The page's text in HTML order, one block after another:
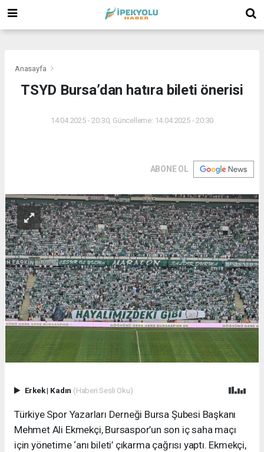
Anasayfa
TSYD Bursa’dan hatıra bileti önerisi
14.04.2025 - 20:30, Güncelleme: 14.04.2025 - 20:30
ABONE OL
Erkek| Kadın (Haberi Sesli Oku)
Türkiye Spor Yazarları Derneği Bursa Şubesi Başkanı
Mehmet Ali Ekmekçi, Bursaspor’un son iç saha maçı
için yönetime ‘anı bileti’ çıkarma çağrısı yaptı. Ekmekçi,